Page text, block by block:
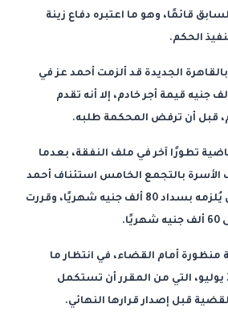
قائمًا، وهو ما اعتبره دفاع زينة
الحكم.
الجديدة قد ألزمت أحمد عز في
سابق بسداد 30 ألف جنيه قيمة أجر خادم، إلا أنه تقدم
قبل أن ترفض المحكمة طلبه.
تطورًا آخر في ملف النفقة، بعدما
بالتجمع الخامس استئناف أحمد
عز على حكم سابق كان يُلزمه بسداد 80 ألف جنيه شهريًا، وقررت
منظورة أمام القضاء، في انتظار ما
ستسفر عنه جلسة 28 يوليو، التي من المقرر أن تستكمل
قبل إصدار قرارها النهائي.